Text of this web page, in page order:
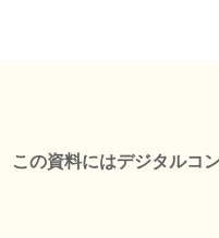
この資料にはデジタルコ